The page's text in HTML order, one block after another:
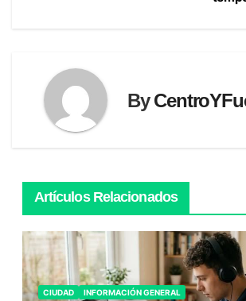
By
Artículos Relacionados
CIUDAD INFORMACIÓN GENERAL